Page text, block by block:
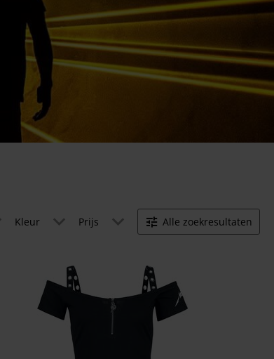
Kleur Prijs Alle zoekresultaten